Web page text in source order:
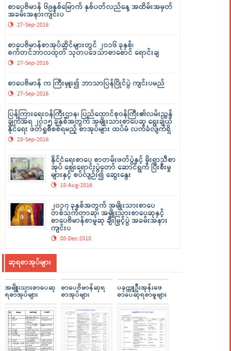
စာပေဗိမာန် ၆၉နှစ်မြောက် နှစ်ပတ်လည်နေ့ အထိမ်းအမှတ်
အခမ်းအနားကျင်းပ
27-Sep-2016
စာပေဗိမာန်စာအုပ်ဆိုင်များတွင် ၂၀၁၆ ခုနှစ်၊
စက်တင်ဘာလထုတ် သုတပဒေသာစာစောင် ရောင်းချ
27-Sep-2016
စာပေဗိမာန် က ကြီးမှူး၍ ဘာသာပြန်ပြိုင်ပွဲ ကျင်းပမည်
27-Sep-2016
ပြန်ကြားရေးဝန်ကြီးဌာန၊ ပြည်ထောင်စုဝန်ကြီး၏လမ်းညွှန်
ချက်အရ ၂၀၁၅ ခုနှစ်အတွက် အမျိုးသားစာပေဆု ရွေးချယ်
နိုင်ရေး ဖတ်ရှုစိစစ်ရမည့် စာအုပ်များ ထပ်မံ လက်ခံလျက်ရှိ
28-Sep-2016
နိုင်ငံရေးစာပေ စာတမ်းဖတ်ပွဲနှင့် မိုးရာသီစာ
အုပ် ဈေးရောင်းပွဲတော် ဆောင်ရွက် ပြီးစီးမှု
များနှင့် စပ်လျဉ်း၍ ဆွေးနွေး
18-Aug-2016
၂၀၁၇ ခုနှစ်အတွက် အမျိုးသားစာပေ
တစ်သက်တာဆု၊ အမျိုးသားစာပေဆုနှင့်
စာပေဗိမာန်စာမူဆု ချီးမြှင့်ပွဲ အခမ်းအနား
ကျင်းပ
08-Dec-2018
ဆုရစာအုပ်များ
အမျိူးသားစာပေဆု
ရစာအုပ်များ
စာပေဗိမာန်ဆုရ
စာအုပ်များ
ပခုက္ကူဦးအုန်းဖေ
စာပေဆုရစာမူများ